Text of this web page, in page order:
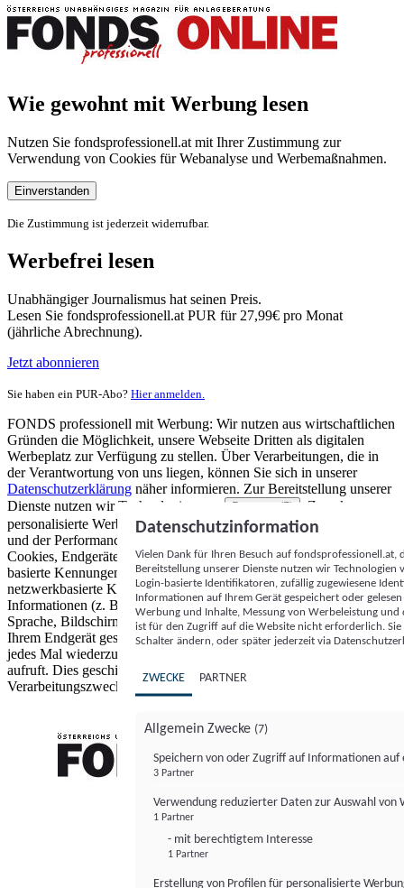
Wie gewohnt mit Werbung lesen
Nutzen Sie fondsprofessionell.at mit Ihrer Zustimmung zur
Verwendung von Cookies für Webanalyse und Werbemaßnahmen.
Einverstanden
Die Zustimmung ist jederzeit widerrufbar.
Werbefrei lesen
Unabhängiger Journalismus hat seinen Preis.
Lesen Sie fondsprofessionell.at PUR für 27,99€ pro Monat
(jährliche Abrechnung).
Jetzt abonnieren
Sie haben ein PUR-Abo? Hier anmelden.
FONDS professionell mit Werbung: Wir nutzen aus wirtschaftlichen
Gründen die Möglichkeit, unsere Webseite Dritten als digitalen
Werbeplatz zur Verfügung zu stellen. Über Verarbeitungen, die in
der Verantwortung von uns liegen, können Sie sich in unserer
Datenschutzerklärung näher informieren. Zur Bereitstellung unserer
Dienste nutzen wir Technologien von
Partnern (5)
. Zwecke:
personalisierte Werbung und Inhalte, Messung von Werbeleistung
und der Performance von Inhalten sowie Zielgruppenforschung.
Cookies, Endgeräte- oder ähnliche Online-Kennungen (z. B. login-
basierte Kennungen, zufällig generierte Kennungen,
netzwerkbasierte Kennungen) können zusammen mit anderen
Informationen (z. B. Browsertyp und Browserinformationen,
Sprache, Bildschirmgröße, unterstützte Technologien usw.) auf
Ihrem Endgerät gespeichert oder von dort ausgelesen werden, um es
jedes Mal wiederzuerkennen, wenn es eine App oder einer Webseite
aufruft. Dies geschieht für einen oder mehrere der hier aufgeführten
Verarbeitungszwecke.
Datenschutzinformation
Vielen Dank für Ihren Besuch auf
Bereitstellung unserer Dienste nutzen wir Technologien
Login-basierte Identifikatoren, zufällig zugewiesene
Informationen auf Ihrem Gerät gespeichert oder
Werbung und Inhalte, Messung von Werbeleistung
ist für den Zugriff auf die Website nicht erforderlich.
Schalter ändern, oder später jederzeit via
ZWECKE PARTNER
Allgemein Zwecke (7)
Speichern von oder Zugriff auf Informationen auf
3 Partner
Verwendung reduzierter Daten zur Auswahl von
1 Partner
- mit berechtigtem Interesse
1 Partner
Erstellung von Profilen für personalisierte
FONDS professionell